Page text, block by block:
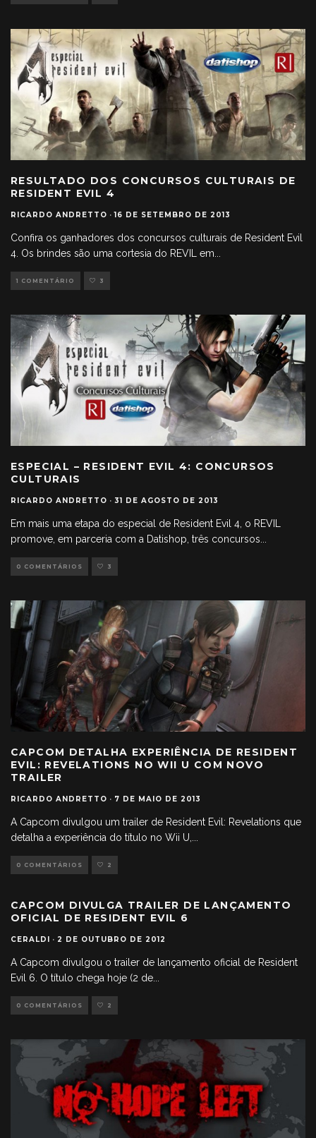
RESULTADO DOS CONCURSOS CULTURAIS DE
RESIDENT EVIL 4
RICARDO ANDRETTO · 16 DE SETEMBRO DE 2013
Confira os ganhadores dos concursos culturais de Resident Evil
4. Os brindes são uma cortesia do REVIL em...
1 COMENTÁRIO 3
ESPECIAL – RESIDENT EVIL 4: CONCURSOS
CULTURAIS
RICARDO ANDRETTO · 31 DE AGOSTO DE 2013
Em mais uma etapa do especial de Resident Evil 4, o REVIL
promove, em parceria com a Datishop, três concursos...
0 COMENTÁRIOS 3
CAPCOM DETALHA EXPERIÊNCIA DE RESIDENT
EVIL: REVELATIONS NO WII U COM NOVO
TRAILER
RICARDO ANDRETTO · 7 DE MAIO DE 2013
A Capcom divulgou um trailer de Resident Evil: Revelations que
detalha a experiência do título no Wii U,...
0 COMENTÁRIOS 2
CAPCOM DIVULGA TRAILER DE LANÇAMENTO
OFICIAL DE RESIDENT EVIL 6
CERALDI · 2 DE OUTUBRO DE 2012
A Capcom divulgou o trailer de lançamento oficial de Resident
Evil 6. O título chega hoje (2 de...
0 COMENTÁRIOS 2